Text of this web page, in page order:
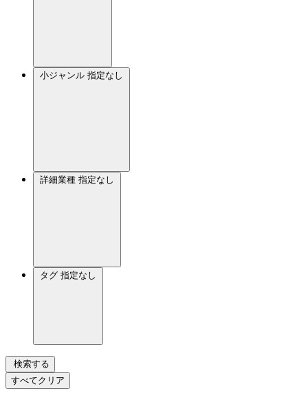
小ジャンル 指定なし
詳細業種 指定なし
タグ 指定なし
検索する
すべてクリア